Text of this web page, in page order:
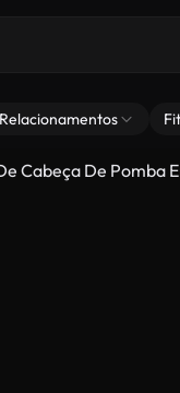
Cabeça De Pomba